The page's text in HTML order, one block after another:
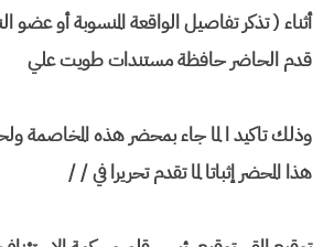
أثناء ( تذكر تفاصيل الواقعة المنسوبة أو عضو
قدم الحاضر حافظة مستندات طويت علي
وذلك تاكيد ا لما جاء بمحضر هذه المخاصمة
هذا المحضر إثباتا لما تقدم تحريرا في / /